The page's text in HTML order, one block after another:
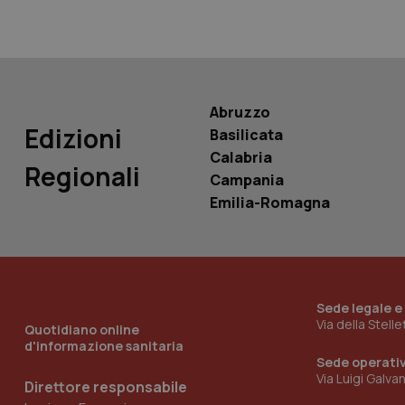
Edizioni
Regionali
Abruzzo
Basilicata
Calabria
Campania
Emilia-Romagna
Quotidiano online
d'informazione sanitaria
Direttore responsabile
Sede legale
Via della
Sede
Via Luigi
__Secure-YNID